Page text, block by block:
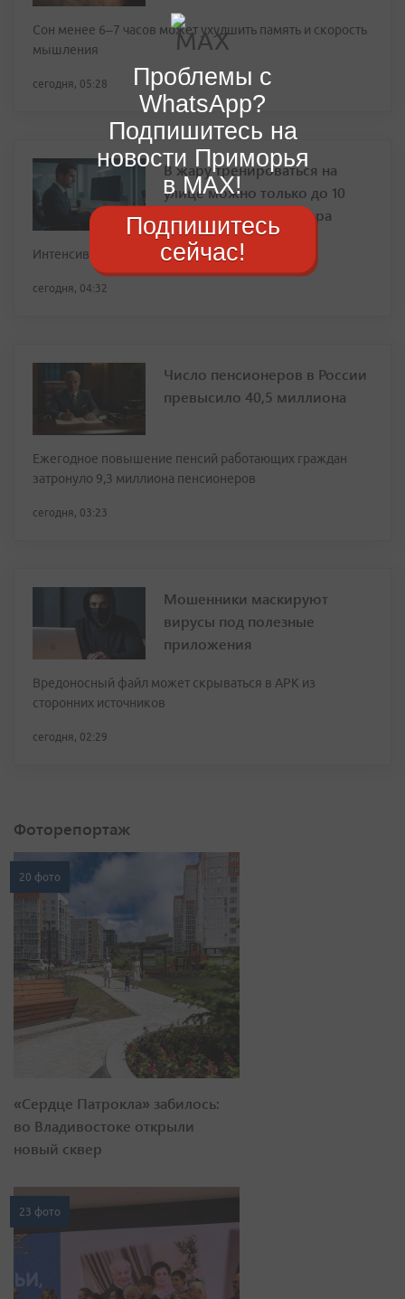
Сон менее 6–7 часов может ухудшить память и скорость
мышления
сегодня, 05:28
В жару тренироваться на
улице можно только до 10
утра или после 7 вечера
Интенсивность стоит снизить на 30–50%
сегодня, 04:32
Число пенсионеров в России
превысило 40,5 миллиона
Ежегодное повышение пенсий работающих граждан
затронуло 9,3 миллиона пенсионеров
сегодня, 03:23
Мошенники маскируют
вирусы под полезные
приложения
Вредоносный файл может скрываться в APK из
сторонних источников
сегодня, 02:29
Фоторепортаж
20 фото
«Сердце Патрокла» забилось:
во Владивостоке открыли
новый сквер
23 фото
Проблемы с
WhatsApp?
Подпишитесь на
новости Приморья
в MAX!
Подпишитесь
сейчас!